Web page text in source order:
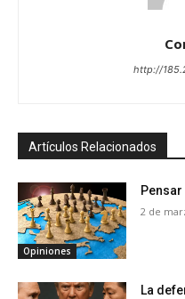
http://
Artículos Relacionados
Opiniones
2 de
La